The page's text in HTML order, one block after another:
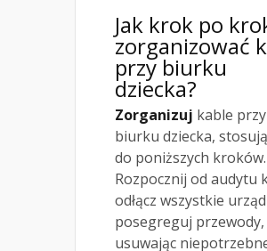
Jak krok po
zorganizować
przy biurku
dziecka?
Zorganizuj kable przy
biurku dziecka,
do poniższych kroków.
Rozpocznij od audytu
odłącz wszystkie
posegreguj przewody,
usuwając